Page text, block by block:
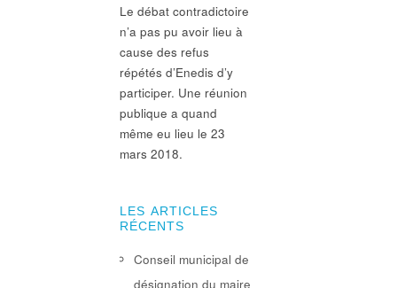
Le débat contradictoire
n’a pas pu avoir lieu à
cause des refus
répétés d’Enedis d’y
participer. Une réunion
publique a quand
même eu lieu le 23
mars 2018.
LES ARTICLES
RÉCENTS
Conseil municipal de
désignation du maire